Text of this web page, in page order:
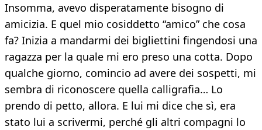
Insomma, avevo disperatamente bisogno di
amicizia. E quel mio cosiddetto “amico” che cosa
fa? Inizia a mandarmi dei bigliettini fingendosi una
ragazza per la quale mi ero preso una cotta. Dopo
qualche giorno, comincio ad avere dei sospetti, mi
sembra di riconoscere quella calligrafia… Lo
prendo di petto, allora. E lui mi dice che sì, era
stato lui a scrivermi, perché gli altri compagni lo